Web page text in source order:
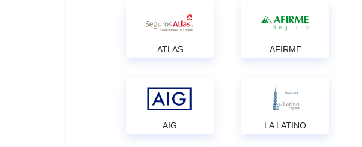
ATLAS AFIRME
AIG LA LATINO